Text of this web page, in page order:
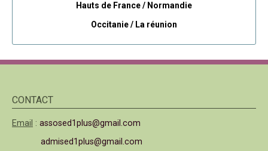
Hauts de France / Normandie
Occitanie / La réunion
CONTACT
Email : assosed1plus@gmail.com
admised1plus@gmail.com